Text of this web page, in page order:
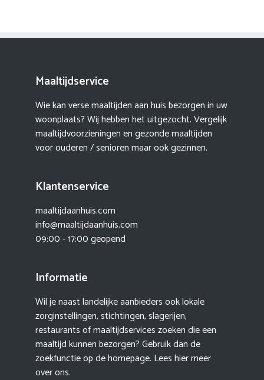
Maaltijdservice
Wie kan verse maaltijden aan huis bezorgen in uw
woonplaats? Wij hebben het uitgezocht. Vergelijk
maaltijdvoorzieningen en gezonde maaltijden
voor ouderen / senioren maar ook gezinnen.
Klantenservice
maaltijdaanhuis.com
info@maaltijdaanhuis.com
09:00 - 17:00 geopend
Informatie
Wil je naast landelijke aanbieders ook lokale
zorginstellingen, stichtingen, slagerijen,
restaurants of maaltijdservices zoeken die een
maaltijd kunnen bezorgen? Gebruik dan de
zoekfunctie op de homepage. Lees hier meer
over ons.